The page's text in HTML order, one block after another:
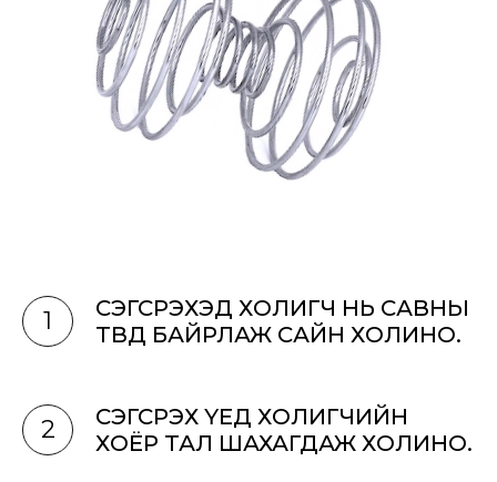
1
СЭГСРЭХЭД ХОЛИГЧ НЬ САВНЫ
ТӨВД БАЙРЛАЖ САЙН ХОЛИНО.
2
СЭГСРЭХ ҮЕД ХОЛИГЧИЙН
ХОЁР ТАЛ ШАХАГДАЖ ХОЛИНО.